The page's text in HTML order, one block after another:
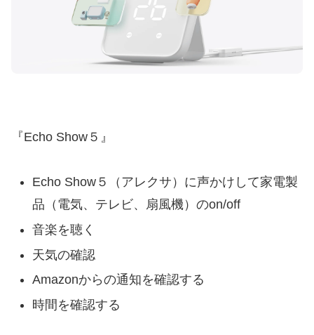
『Echo Show５』
Echo Show５（アレクサ）に声かけして家電製
品（電気、テレビ、扇風機）のon/off
音楽を聴く
天気の確認
Amazonからの通知を確認する
時間を確認する